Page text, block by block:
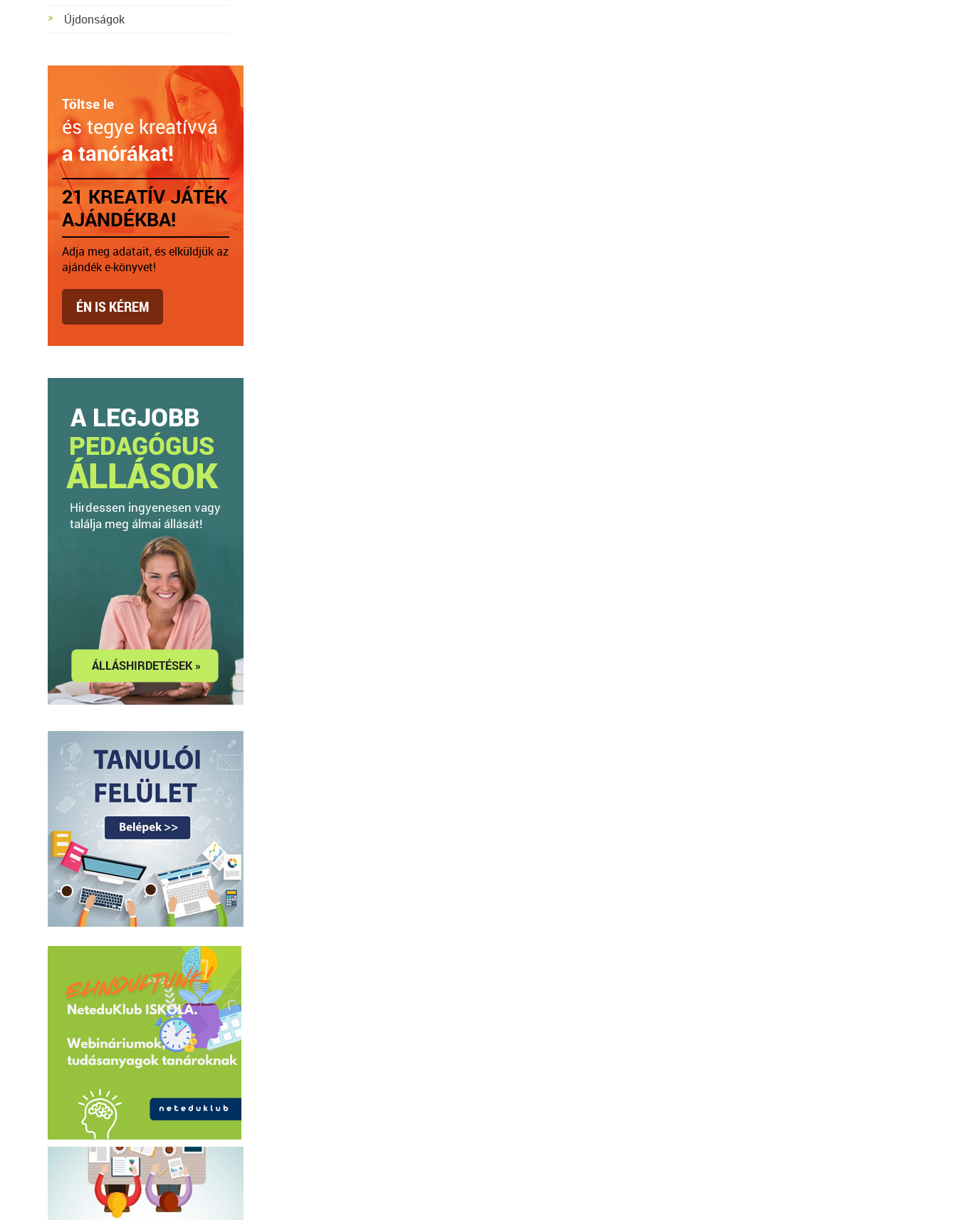
Újdonságok
Töltse le
és tegye kreatívvá
a tanórákat!
21 KREATÍV JÁTÉK
AJÁNDÉKBA!
Adja meg adatait, és elküldjük az
ajándék e-könyvet!
ÉN IS KÉREM